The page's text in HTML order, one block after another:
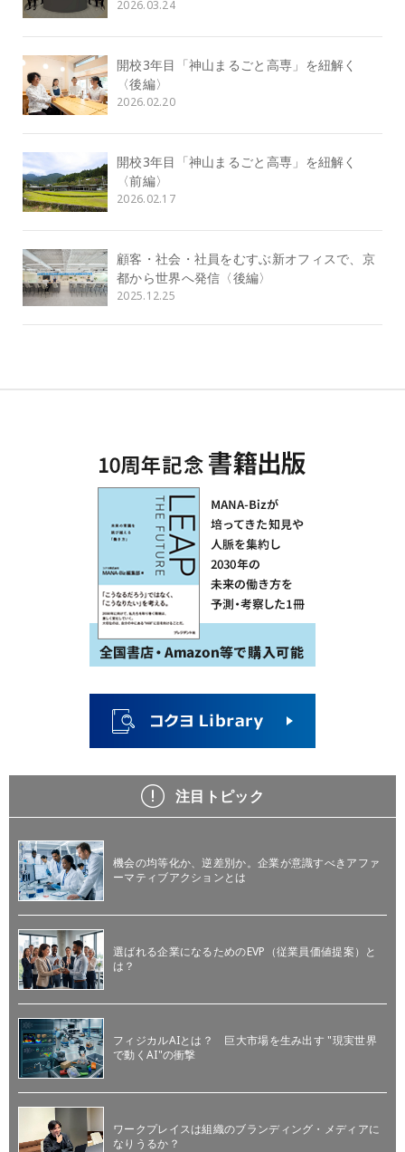
2026.03.24
開校3年目「神山まるごと高専」を紐解く
〈後編〉
2026.02.20
開校3年目「神山まるごと高専」を紐解く
〈前編〉
2026.02.17
顧客・社会・社員をむすぶ新オフィスで、京
都から世界へ発信〈後編〉
2025.12.25
注目トピック
機会の均等化か、逆差別か。企業が意識すべきアファ
ーマティブアクションとは
選ばれる企業になるためのEVP（従業員価値提案）と
は？
フィジカルAIとは？ 巨大市場を生み出す "現実世界
で動くAI"の衝撃
ワークプレイスは組織のブランディング・メディアに
なりうるか？